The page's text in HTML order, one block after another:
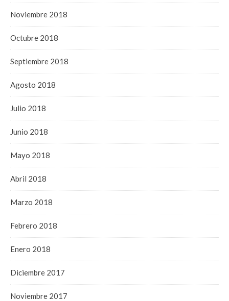
Noviembre 2018
Octubre 2018
Septiembre 2018
Agosto 2018
Julio 2018
Junio 2018
Mayo 2018
Abril 2018
Marzo 2018
Febrero 2018
Enero 2018
Diciembre 2017
Noviembre 2017